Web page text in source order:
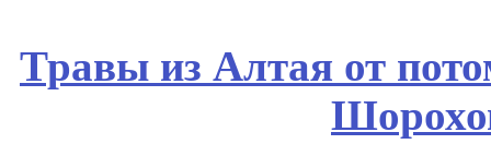
Травы из Алтая от